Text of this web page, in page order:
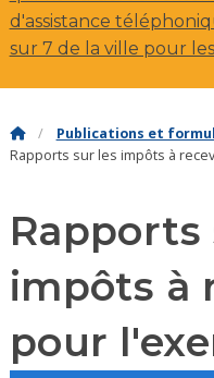
d'assistance
sur 7 de la ville pour les
Publications et
Rapports sur les impôts à
Rapports
impôts à
pour